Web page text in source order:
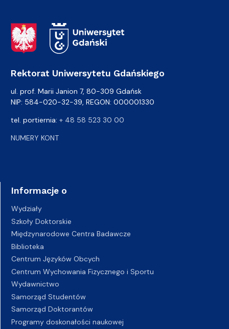
Adres Rektoratu
Rektorat Uniwersytetu Gdańskiego
ul. prof. Marii Janion 7, 80-309 Gdańsk
NIP: 584-020-32-39, REGON: 000001330
tel. portiernia: + 48 58 523 30 00
NUMERY KONT
Informacje o
Wydziały
Szkoły Doktorskie
Międzynarodowe Centra Badawcze
Biblioteka
Centrum Języków Obcych
Centrum Wychowania Fizycznego i Sportu
Wydawnictwo
Samorząd Studentów
Samorząd Doktorantów
Programy doskonałości naukowej